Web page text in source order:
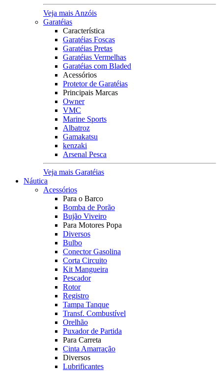
Veja mais Anzóis
Garatéias
Característica
Garatéias Foscas
Garatéias Pretas
Garatéias Vermelhas
Garatéias com Bladed
Acessórios
Protetor de Garatéias
Principais Marcas
Owner
VMC
Marine Sports
Albatroz
Gamakatsu
kenzaki
Arsenal Pesca
Veja mais Garatéias
Náutica
Acessórios
Para o Barco
Bomba de Porão
Bujão Viveiro
Para Motores Popa
Diversos
Bulbo
Conector Gasolina
Corta Circuito
Kit Mangueira
Pescador
Rotor
Registro
Tampa Tanque
Transf. Combustível
Orelhão
Puxador de Partida
Para Carreta
Cinta Amarração
Diversos
Lubrificantes